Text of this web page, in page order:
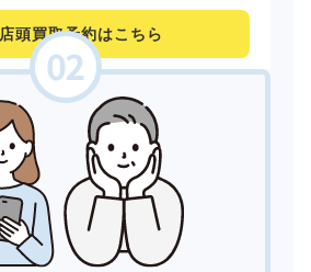
店頭買取予約はこちら